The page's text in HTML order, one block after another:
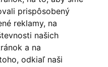
prispôsobený
reklamy, na
našich
a na
odkiaľ naši
sa dovozom a
aj štýlového